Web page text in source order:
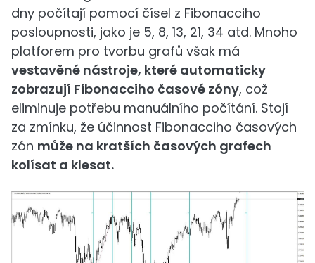
dny počítají pomocí čísel z Fibonacciho
posloupnosti, jako je 5, 8, 13, 21, 34 atd. Mnoho
platforem pro tvorbu grafů však má
vestavěné nástroje, které automaticky
zobrazují Fibonacciho časové zóny, což
eliminuje potřebu manuálního počítání. Stojí
za zmínku, že účinnost Fibonacciho časových
zón může na kratších časových grafech
kolísat a klesat.